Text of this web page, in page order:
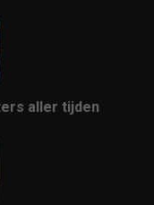
aller tijden